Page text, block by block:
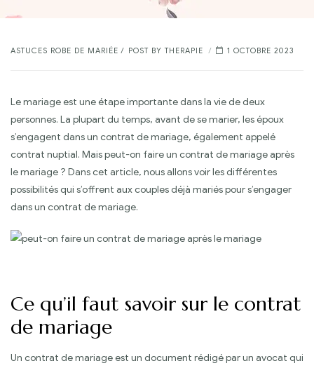
CATEGORIES
ASTUCES ROBE DE MARIÉE POST BYTHERAPIE 1 OCTOBRE 2023
Le mariage est une étape importante dans la vie de deux
personnes. La plupart du temps, avant de se marier, les époux
s’engagent dans un contrat de mariage, également appelé
contrat nuptial. Mais peut-on faire un contrat de mariage après
le mariage ? Dans cet article, nous allons voir les différentes
possibilités qui s’offrent aux couples déjà mariés pour s’engager
dans un contrat de mariage.
Ce qu’il faut savoir sur le contrat
de mariage
Un contrat de mariage est un document rédigé par un avocat qui